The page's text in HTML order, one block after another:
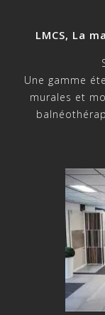
LMCS, La
Une gamme
murales et